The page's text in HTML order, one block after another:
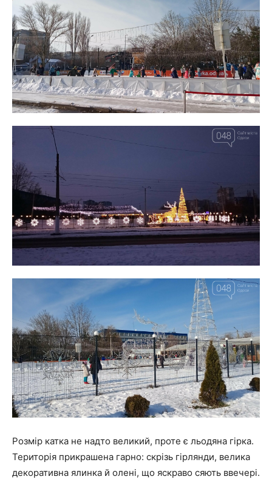
Розмір катка не надто великий, проте є льодяна гірка.
Територія прикрашена гарно: скрізь гірлянди, велика
декоративна ялинка й олені, що яскраво сяють ввечері.